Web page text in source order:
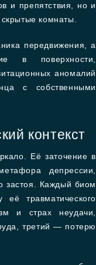
и препятствия, но и
комнаты.
передвижения, а
в поверхности,
аномалий
с собственными
контекст
Её заточение в
депрессии,
застоя. Каждый биом
её травматического
и страх неудачи,
третий — потерю